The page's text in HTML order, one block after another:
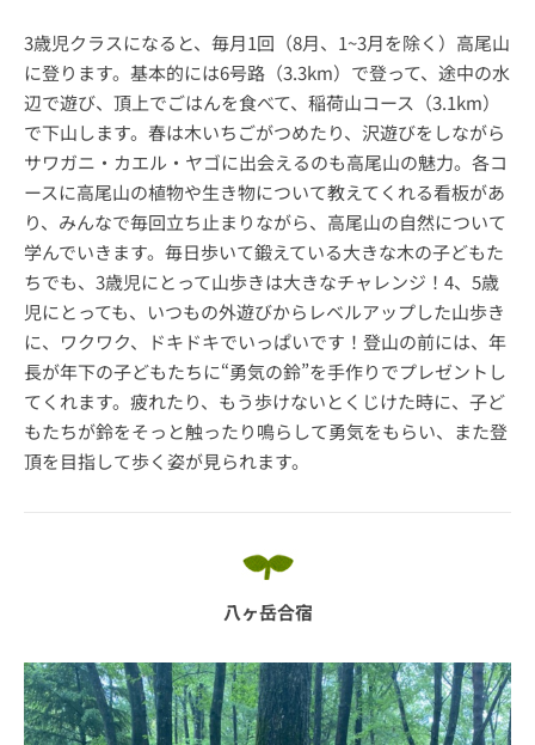
3歳児クラスになると、毎月1回（8月、1~3月を除く）高尾山
に登ります。基本的には6号路（3.3km）で登って、途中の水
辺で遊び、頂上でごはんを食べて、稲荷山コース（3.1km）
で下山します。春は木いちごがつめたり、沢遊びをしながら
サワガニ・カエル・ヤゴに出会えるのも高尾山の魅力。各コ
ースに高尾山の植物や生き物について教えてくれる看板があ
り、みんなで毎回立ち止まりながら、高尾山の自然について
学んでいきます。毎日歩いて鍛えている大きな木の子どもた
ちでも、3歳児にとって山歩きは大きなチャレンジ！4、5歳
児にとっても、いつもの外遊びからレベルアップした山歩き
に、ワクワク、ドキドキでいっぱいです！登山の前には、年
長が年下の子どもたちに“勇気の鈴”を手作りでプレゼントし
てくれます。疲れたり、もう歩けないとくじけた時に、子ど
もたちが鈴をそっと触ったり鳴らして勇気をもらい、また登
頂を目指して歩く姿が見られます。
八ヶ岳合宿